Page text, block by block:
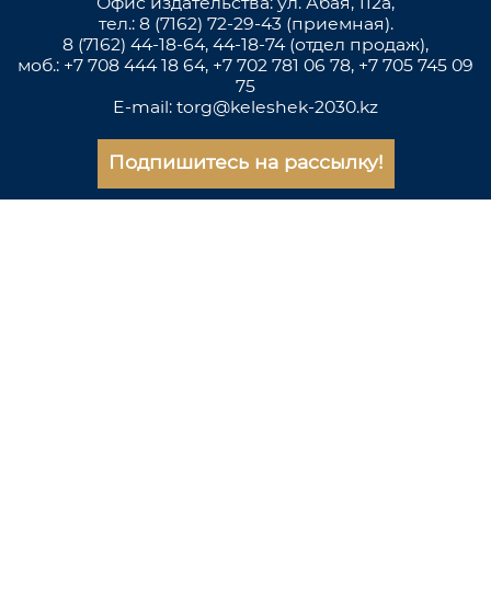
тел.: 8 (7162) 72-29-43 (приемная).
8 (7162) 44-18-64, 44-18-74 (отдел продаж),
моб.: +7 708 444 18 64, +7 702 781 06 78, +7 705 745 09
75
E-mail: torg@keleshek-2030.kz
Подпишитесь на рассылку!